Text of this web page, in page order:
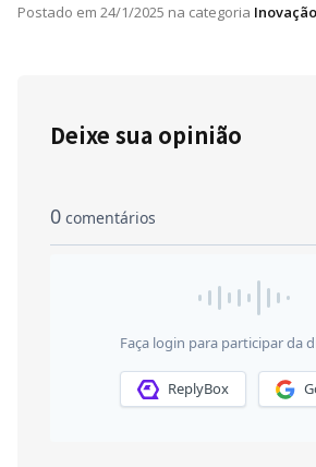
Postado em 24/1/2025 na categoria Inovação
Deixe sua opinião